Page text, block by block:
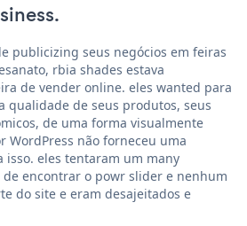
publicizing seus negócios em feiras
rbia shades estava
de vender online. eles wanted para
qualidade de seus produtos, seus
de uma forma visualmente
WordPress não forneceu uma
isso. eles tentaram um many
encontrar o powr slider e nenhum
do site e eram desajeitados e